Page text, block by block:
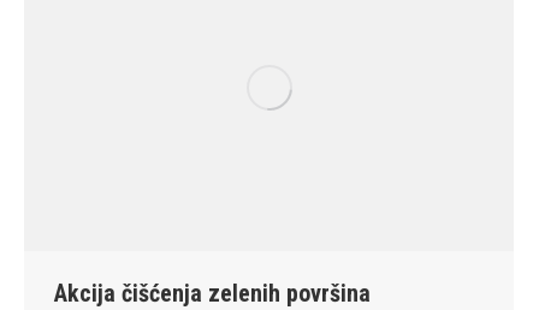
Akcija čišćenja zelenih površina